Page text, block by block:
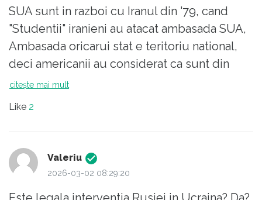
căzut? Și în Libia sau Iraq caderea
regimurilor de fier a adus instabilitate. Deci
lucrurile sunt mult, mult mai complicate.
mediatizatul supervulcan din Yellowstone.
SUA sunt in razboi cu Iranul din '79, cand
"Studentii" iranieni au atacat ambasada SUA,
Ambasada oricarui stat e teritoriu national,
deci americanii au considerat ca sunt din
acel moment in razboi cu Iranul. Iar cu
printr-o decizie ONU - a carui membru e si
Iranul. Nu vad nici o legatura cu dreptul
international aici.
citește mai mult
Like 2
Valeriu
2026-03-02 08:29:20